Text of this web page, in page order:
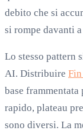
debito che si
si rompe davanti
Lo stesso pattern
AI. Distribuire
base
rapido, plateau
sono diversi. La